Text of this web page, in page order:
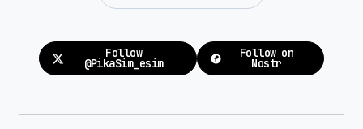
Follow
@PikaSim_esim
Follow on
Nostr